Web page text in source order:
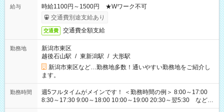
給与
時給1100円～1500円 ★Wワーク不可
交通費別途支給あり
交通費 交通費全額支給
勤務地
新潟市東区
越後石山駅 / 東新潟駅 / 大形駅
新潟市東区など…勤務地多数！通いやすい勤務地をご紹介し
ます。
勤務時間
週5フルタイムがメインです！ ＜勤務時間の例＞ 8:00～17:00
8:30～17:30 9:00～18:00 10:00～19:00 20:30～翌5:30 など ★
その他にも勤務時間多数！ 日勤のみ、残業なし、交替制など